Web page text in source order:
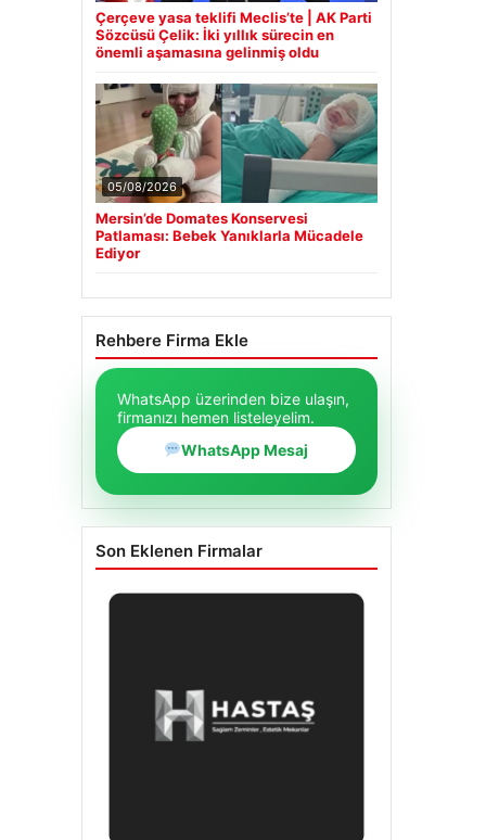
Çerçeve yasa teklifi Meclis’te | AK Parti
Sözcüsü Çelik: İki yıllık sürecin en
önemli aşamasına gelinmiş oldu
05/08/2026
Mersin’de Domates Konservesi
Patlaması: Bebek Yanıklarla Mücadele
Ediyor
Rehbere Firma Ekle
WhatsApp üzerinden bize ulaşın,
firmanızı hemen listeleyelim.
WhatsApp Mesaj
Son Eklenen Firmalar